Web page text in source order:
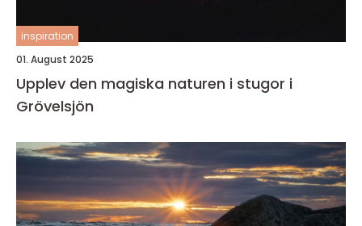
inspiration
01. August 2025
Upplev den magiska naturen i stugor i
Grövelsjön